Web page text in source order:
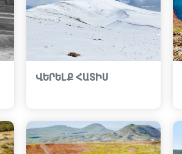
ՎԵՐԵԼՔ ՀԱՏԻՍ